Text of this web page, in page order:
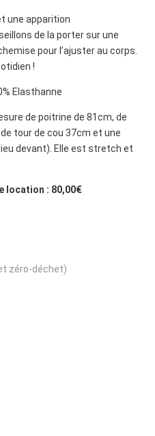
une apparition
de la porter sur une
pour l’ajuster au corps.
!
Elasthanne
de poitrine de 81cm, de
tour de cou 37cm et une
devant). Elle est stretch et
location : 80,00€
zéro-déchet)